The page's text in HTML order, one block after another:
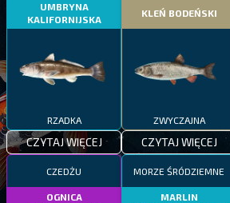
UMBRYNA
KALIFORNIJSKA
RZADKA
CZYTAJ WIĘCEJ
KLEŃ BODEŃSKI
ZWYCZAJNA
CZYTAJ WIĘCEJ
CZEDŻU
OGNICA
MORZE ŚRÓDZIEMNE
MARLIN